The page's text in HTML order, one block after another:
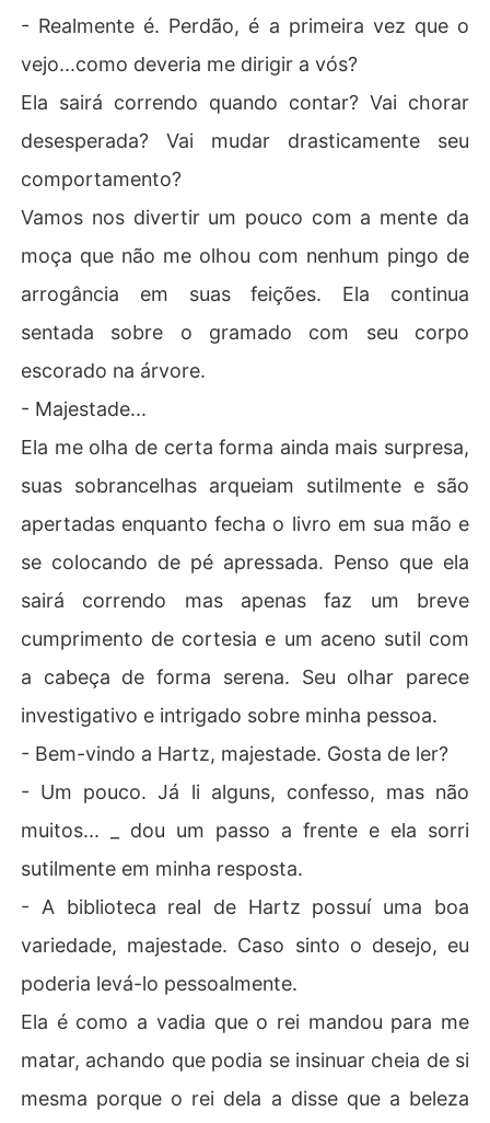
- Realmente é. Perdão, é a primeira vez que o
vejo...como deveria me dirigir a vós?
Ela sairá correndo quando contar? Vai chorar
desesperada? Vai mudar drasticamente seu
comportamento?
Vamos nos divertir um pouco com a mente da
moça que não me olhou com nenhum pingo de
arrogância em suas feições. Ela continua
sentada sobre o gramado com seu corpo
escorado na árvore.
- Majestade...
Ela me olha de certa forma ainda mais surpresa,
suas sobrancelhas arqueiam sutilmente e são
apertadas enquanto fecha o livro em sua mão e
se colocando de pé apressada. Penso que ela
sairá correndo mas apenas faz um breve
cumprimento de cortesia e um aceno sutil com
a cabeça de forma serena. Seu olhar parece
investigativo e intrigado sobre minha pessoa.
- Bem-vindo a Hartz, majestade. Gosta de ler?
- Um pouco. Já li alguns, confesso, mas não
muitos... _ dou um passo a frente e ela sorri
sutilmente em minha resposta.
- A biblioteca real de Hartz possuí uma boa
variedade, majestade. Caso sinto o desejo, eu
poderia levá-lo pessoalmente.
Ela é como a vadia que o rei mandou para me
matar, achando que podia se insinuar cheia de si
mesma porque o rei dela a disse que a beleza